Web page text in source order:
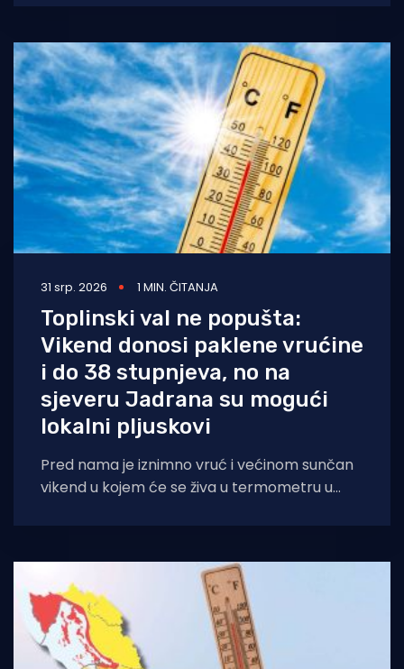
31 srp. 2026 1 MIN. ČITANJA
Toplinski val ne popušta:
Vikend donosi paklene vrućine
i do 38 stupnjeva, no na
sjeveru Jadrana su mogući
lokalni pljuskovi
Pred nama je iznimno vruć i većinom sunčan
vikend u kojem će se živa u termometru u